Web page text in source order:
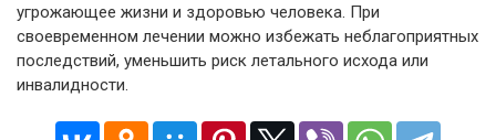
угрожающее жизни и здоровью человека. При
своевременном лечении можно избежать неблагоприятных
последствий, уменьшить риск летального исхода или
инвалидности.